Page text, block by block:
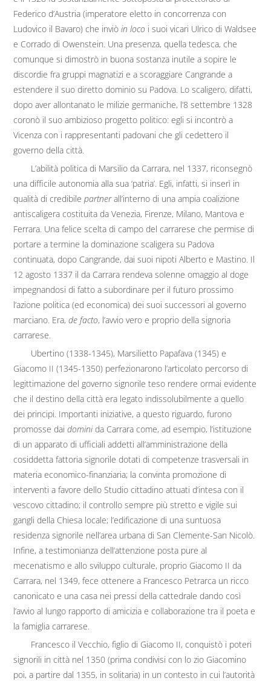
Federico d’Austria (imperatore eletto in concorrenza con
Ludovico il Bavaro) che inviòin loco i suoi vicari Ulrico di Waldsee
e Corrado di Owenstein. Una presenza, quella tedesca, che
comunque si dimostrò in buona sostanza inutile a sopire le
discordie fra gruppi magnatizi e a scoraggiare Cangrande a
estendere il suo diretto dominio su Padova. Lo scaligero, difatti,
dopo aver allontanato le milizie germaniche, l’8 settembre 1328
coronò il suo ambizioso progetto politico: egli si incontrò a
Vicenza con i rappresentanti padovani che gli cedettero il
governo della città.
L’abilità politica di Marsilio da Carrara, nel 1337, riconsegnò
una difficile autonomia alla sua ‘patria’. Egli, infatti, si inserì in
qualità di credibilepartnerall’interno di una ampia coalizione
antiscaligera costituita da Venezia, Firenze, Milano, Mantova e
Ferrara. Una felice scelta di campo del carrarese che permise di
portare a termine la dominazione scaligera su Padova
continuata, dopo Cangrande, dai suoi nipoti Alberto e Mastino. Il
12 agosto 1337 il da Carrara rendeva solenne omaggio al doge
impegnandosi di fatto a subordinare per il futuro prossimo
l’azione politica (ed economica) dei suoi successori al governo
marciano. Era,de facto, l’avvio vero e proprio della signoria
carrarese.
Ubertino (1338-1345), Marsilietto Papafava (1345) e
Giacomo II (1345-1350) perfezionarono l’articolato percorso di
legittimazione del governo signorile teso rendere ormai evidente
che il destino della città era legato indissolubilmente a quello
dei principi. Importanti iniziative, a questo riguardo, furono
promosse daidominida Carrara come, ad esempio, l’istituzione
di un apparato di ufficiali addetti all’amministrazione della
cosiddetta fattoria signorile dotati di competenze trasversali in
materia economico-finanziaria; la convinta promozione di
interventi a favore dello Studio cittadino attuati d’intesa con il
vescovo cittadino; il controllo sempre più stretto e vigile sui
gangli della Chiesa locale; l’edificazione di una suntuosa
residenza signorile nell’area urbana di San Clemente-San Nicolò.
Infine, a testimonianza dell’attenzione posta pure al
mecenatismo e allo sviluppo culturale, proprio Giacomo II da
Carrara, nel 1349, fece ottenere a Francesco Petrarca un ricco
canonicato e una casa nei pressi della cattedrale dando così
l’avvio al lungo rapporto di amicizia e collaborazione tra il poeta e
la famiglia carrarese.
Francesco il Vecchio, figlio di Giacomo II, conquistò i poteri
signorili in città nel 1350 (prima condivisi con lo zio Giacomino
poi, a partire dal 1355, in solitaria) in un contesto in cui l’autorità